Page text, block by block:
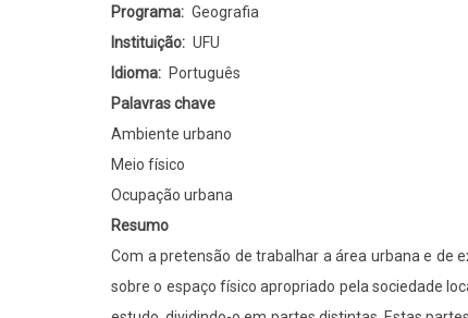
e
suas
implicações
sócio-
ambientais:
estudo
caso
em
Programa
Geografia
Instituição
UFU
Idioma
Português
Palavras chave
Ambiente urbano
Meio físico
Ocupação urbana
Resumo
Com a pretensão de trabalhar a área urbana e de
sobre o espaço físico apropriado pela sociedade